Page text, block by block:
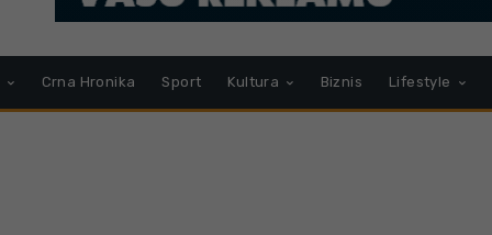
Crna Hronika Sport Kultura Biznis Lifestyle